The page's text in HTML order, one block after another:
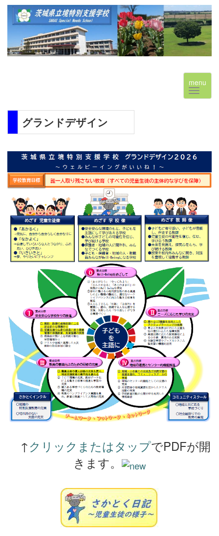
menu
グランドデザイン
↑クリックまたはタップでPDFが開
きます。